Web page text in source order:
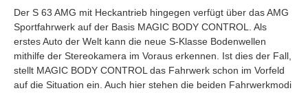
Der S 63 AMG mit Heckantrieb hingegen verfügt über das AMG
Sportfahrwerk auf der Basis MAGIC BODY CONTROL. Als
erstes Auto der Welt kann die neue S-Klasse Bodenwellen
mithilfe der Stereokamera im Voraus erkennen. Ist dies der Fall,
stellt MAGIC BODY CONTROL das Fahrwerk schon im Vorfeld
auf die Situation ein. Auch hier stehen die beiden Fahrwerkmodi